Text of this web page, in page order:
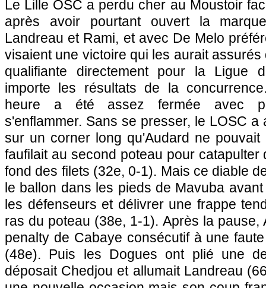
Le Lille OSC a perdu cher au Moustoir
après avoir pourtant ouvert la
Landreau et Rami, et avec De Melo
visaient une victoire qui les aurait
qualifiante directement pour la Ligue
importe les résultats de la
heure a été assez fermée avec
s'enflammer. Sans se presser, le LOSC a
sur un corner long qu'Audard ne pouvait
faufilait au second poteau pour catapulter
fond des filets (32e, 0-1). Mais ce diable
le ballon dans les pieds de Mavuba
les défenseurs et délivrer une frappe
ras du poteau (38e, 1-1). Après la pause,
penalty de Cabaye consécutif à une
(48e). Puis les Dogues ont plié une
déposait Chedjou et allumait Landreau